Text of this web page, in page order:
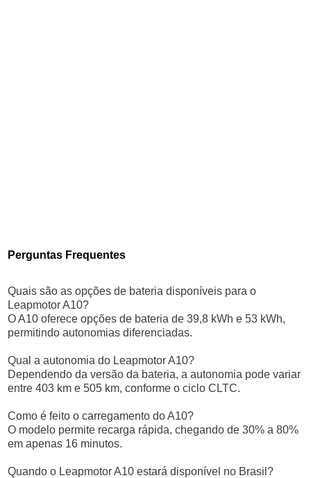
Perguntas Frequentes
Quais são as opções de bateria disponíveis para o
Leapmotor A10?
O A10 oferece opções de bateria de 39,8 kWh e 53 kWh,
permitindo autonomias diferenciadas.
Qual a autonomia do Leapmotor A10?
Dependendo da versão da bateria, a autonomia pode variar
entre 403 km e 505 km, conforme o ciclo CLTC.
Como é feito o carregamento do A10?
O modelo permite recarga rápida, chegando de 30% a 80%
em apenas 16 minutos.
Quando o Leapmotor A10 estará disponível no Brasil?